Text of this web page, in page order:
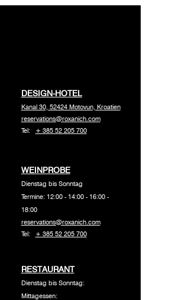
DESIGN-HOTEL
Kanal 30, 52424 Motovun, Kroatien
reservations@roxanich.com
Tel:
+ 385 52 205 700
WEINPROBE
Dienstag bis Sonntag
Termine: 12:00 - 14:00 - 16:00 -
18:00
reservations@roxanich.com
Tel:
+ 385 52 205 700
RESTAURANT
Dienstag bis Sonntag:
Mittagessen: